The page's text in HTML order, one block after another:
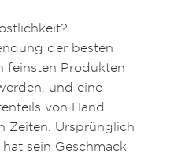
der besten
feinsten Produkten
und eine
von Hand
Zeiten. Ursprünglich
sein Geschmack